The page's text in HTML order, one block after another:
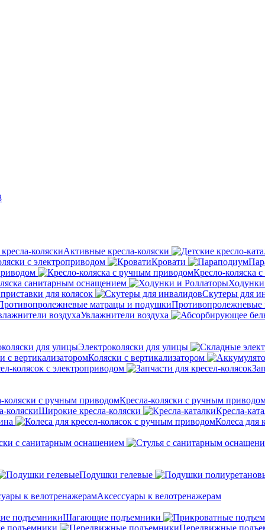
Активные кресла-коляски
с электроприводом
Кровати
Кресло-коляска
санитарным оснащением
для колясок
Скутеры для
Увлажнители воздуха
Электроколяски для улицы
Коляски с вертикализатором
колясок с электроприводом
Кресла-коляски с ручным
Широкие кресла-коляски
Кресла-
Колеса для
с санитарным оснащением
Подушки гелевые
Аксессуары к велотренажерам
Шагающие подъемники
подъемники
Передвижные